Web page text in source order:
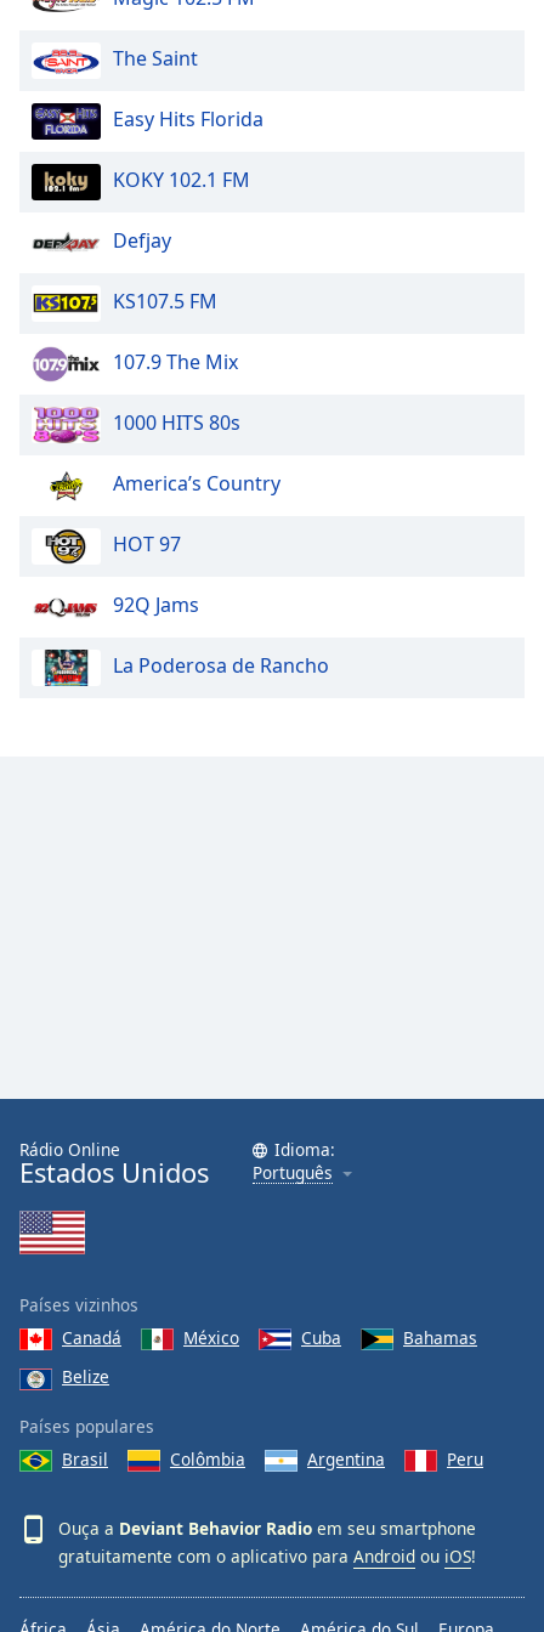
dialog
Escape
cancel
and
close
window.
Color
Opacity
Text
Background
Caption
Reset
Done
Close
Modal
End
dialog
window.
The Saint
Easy Hits Florida
KOKY 102.1 FM
Defjay
KS107.5 FM
107.9 The Mix
1000 HITS 80s
America’s Country
HOT 97
92Q Jams
La Poderosa de Rancho
Rádio Online
Estados Unidos
Idioma:
Português
Países vizinhos
Canadá
México Cuba
Bahamas
Belize
Países populares
Brasil
Colômbia Argentina Peru
Ouça a Deviant Behavior Radio em seu smartphone
gratuitamente com o aplicativo para Android ou iOS!